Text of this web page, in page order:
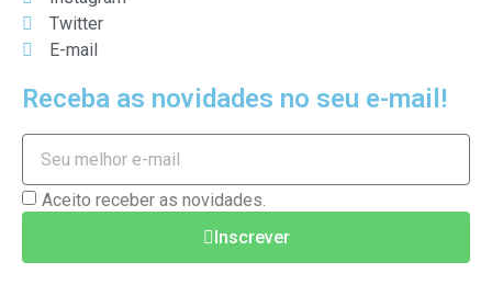
Twitter
E-mail
Receba as novidades no seu e-mail!
Aceito receber as novidades.
Inscrever